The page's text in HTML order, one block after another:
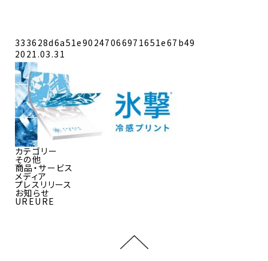
333628d6a51e90247066971651e67b49
2021.03.31
カテゴリー
その他
商品・サービス
メディア
プレスリリース
お知らせ
UREURE